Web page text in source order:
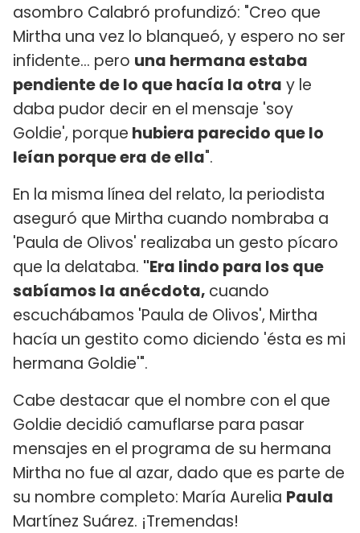
asombro Calabró profundizó: "Creo que
Mirtha una vez lo blanqueó, y espero no ser
infidente... pero una hermana estaba
pendiente de lo que hacía la otra y le
daba pudor decir en el mensaje 'soy
Goldie', porque hubiera parecido que lo
leían porque era de ella".
En la misma línea del relato, la periodista
aseguró que Mirtha cuando nombraba a
'Paula de Olivos' realizaba un gesto pícaro
que la delataba. "Era lindo para los que
sabíamos la anécdota, cuando
escuchábamos 'Paula de Olivos', Mirtha
hacía un gestito como diciendo 'ésta es mi
hermana Goldie'".
Cabe destacar que el nombre con el que
Goldie decidió camuflarse para pasar
mensajes en el programa de su hermana
Mirtha no fue al azar, dado que es parte de
su nombre completo: María Aurelia Paula
Martínez Suárez. ¡Tremendas!